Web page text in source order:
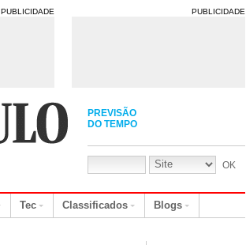
PUBLICIDADE PUBLICIDADE
PREVISÃO
DO TEMPO
Tec Classificados
Blogs